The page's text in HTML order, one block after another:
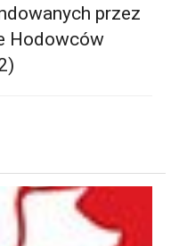
przez
Hodowców